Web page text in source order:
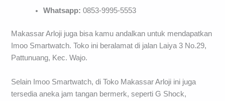
Whatsapp:0853-9995-5553
Makassar Arloji juga bisa kamu andalkan untuk mendapatkan
Imoo Smartwatch. Toko ini beralamat di jalan Laiya 3 No.29,
Pattunuang, Kec. Wajo.
Selain Imoo Smartwatch, di Toko Makassar Arloji ini juga
tersedia aneka jam tangan bermerk, seperti G Shock,